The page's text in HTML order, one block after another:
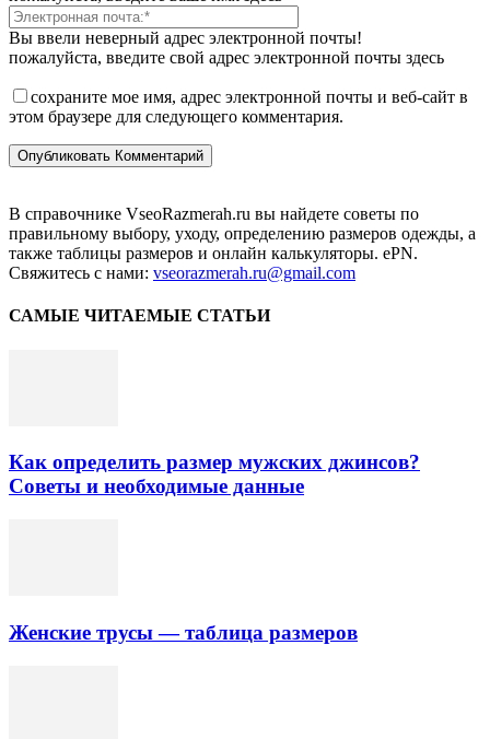
Вы ввели неверный адрес электронной почты!
пожалуйста, введите свой адрес электронной почты здесь
сохраните мое имя, адрес электронной почты и веб-сайт в
этом браузере для следующего комментария.
В справочнике VseoRazmerah.ru вы найдете советы по
правильному выбору, уходу, определению размеров одежды, а
также таблицы размеров и онлайн калькуляторы. ePN.
Свяжитесь с нами: vseorazmerah.ru@gmail.com
САМЫЕ ЧИТАЕМЫЕ СТАТЬИ
Как определить размер мужских джинсов?
Советы и необходимые данные
Женские трусы — таблица размеров